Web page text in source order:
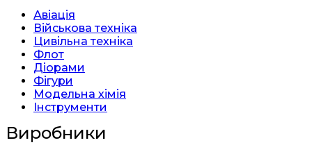
Авіація
Військова техніка
Цивільна техніка
Флот
Діорами
Фігури
Модельна хімія
Інструменти
Виробники